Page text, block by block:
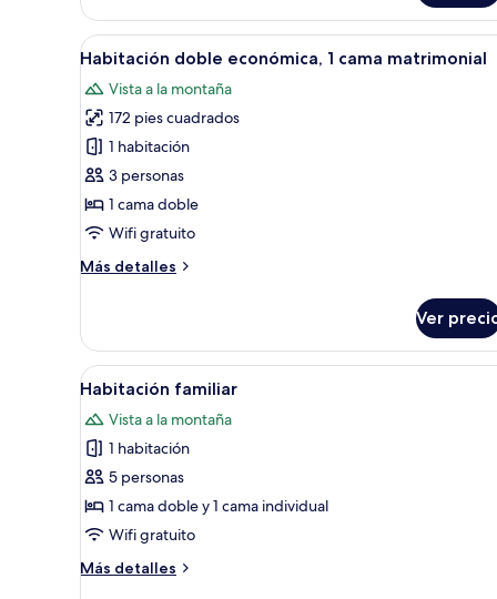
familiar
(King)
Abrir
todas
las
fotos
de
Habitación
doble
económica,
cama
Habitación de hotel con una
7
Habitación doble económica, 1 cama matrimonial
Vista a la montaña
172 pies cuadrados
1 habitación
3 personas
1 cama doble
Wifi gratuito
Más detalles
Más
doble
económica,
1
matrimonial
Ver
Abrir
todas
las
fotos
de
Habitación
familiar
Habitación de hotel pequeña
6
Habitación familiar
Vista a la montaña
1 habitación
5 personas
1 cama doble y 1 cama individual
Wifi gratuito
Más detalles
Más